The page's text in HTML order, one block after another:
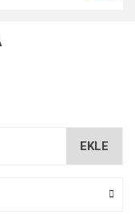
EKLE